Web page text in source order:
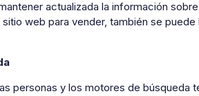
actualizada la información
web para vender, también se
personas y los motores de